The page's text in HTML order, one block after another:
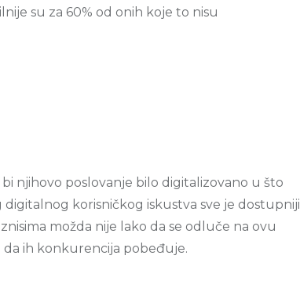
su za 60% od onih koje to nisu
njihovo poslovanje bilo digitalizovano u što
korisničkog iskustva sve je dostupniji
možda nije lako da se odluče na ovu
ih konkurencija pobeđuje.